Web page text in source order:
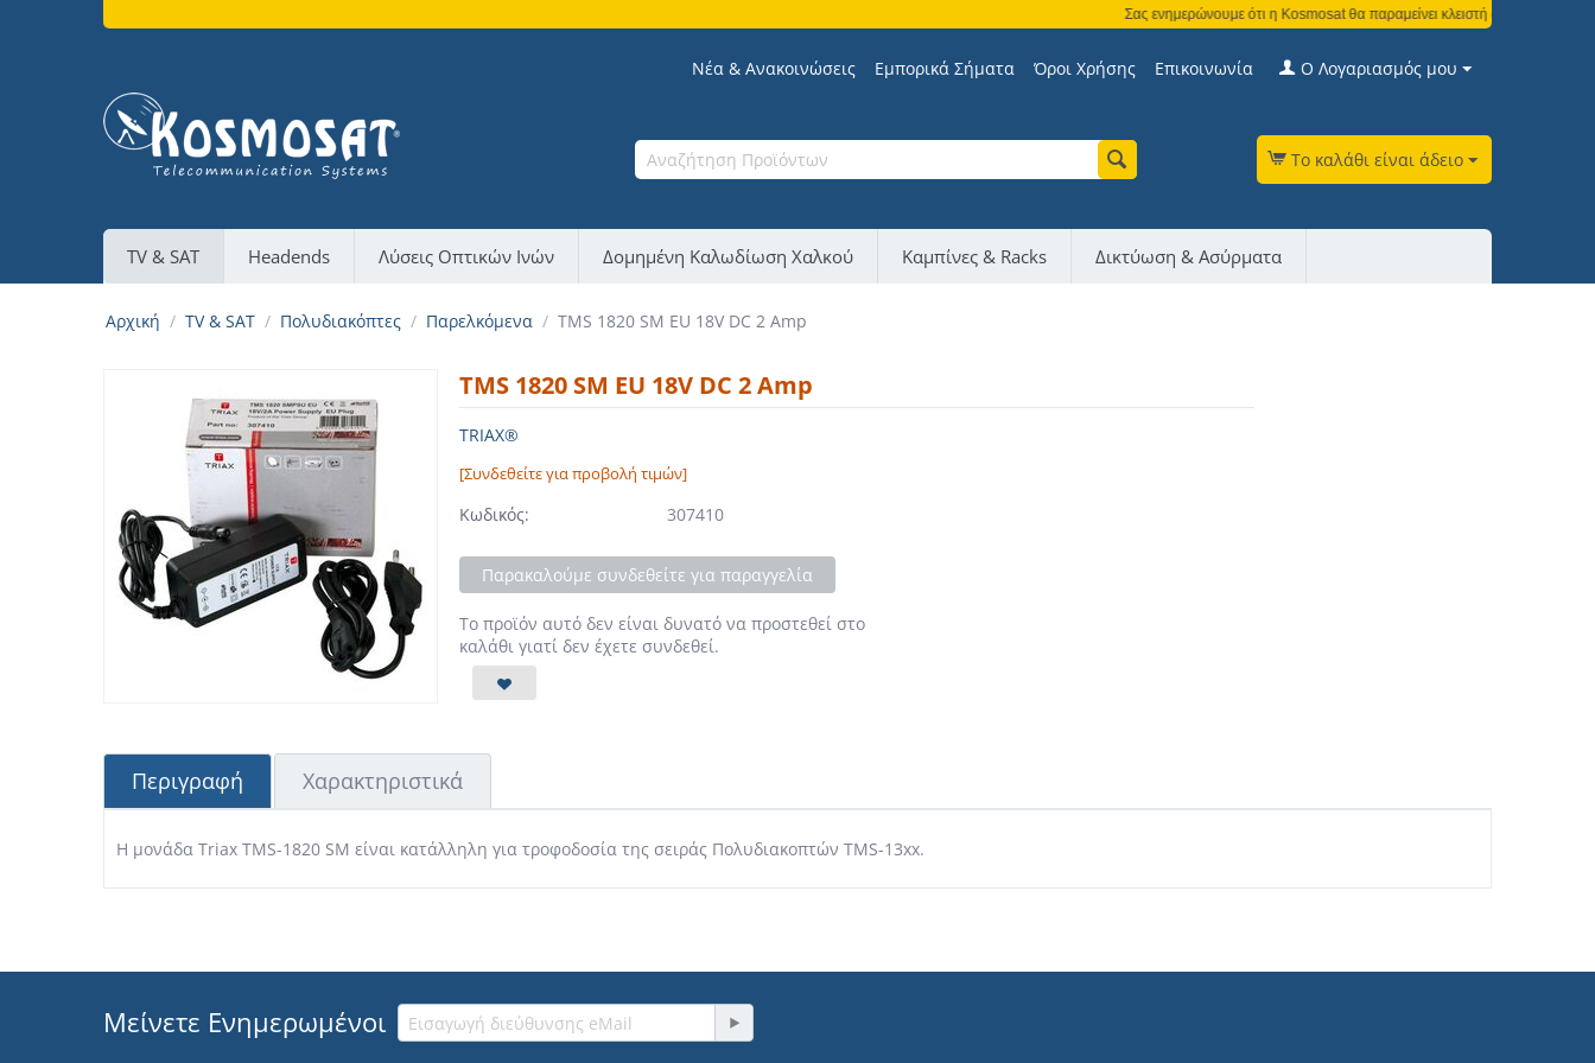
Σας ενημερώνουμε ότι η Kosmosat θα παραμείνει κλειστή από τη Δευτέρα
Ο Λογαριασμός μου
Νέα & Ανακοινώσεις Εμπορικά Σήματα Όροι Χρήσης Επικοινωνία
Το καλάθι είναι άδειο
TV & SAT Headends Λύσεις Οπτικών Ινών Δομημένη Καλωδίωση Χαλκού Καμπίνες & Racks Δικτύωση & Ασύρματα
Αρχική / TV & SAT / Πολυδιακόπτες / Παρελκόμενα / TMS 1820 SM EU 18V DC 2 Amp
TMS 1820 SM EU 18V DC 2 Amp
TRIAX®
[Συνδεθείτε για προβολή τιμών]
Κωδικός: 307410
Παρακαλούμε συνδεθείτε για παραγγελία
Το προϊόν αυτό δεν είναι δυνατό να προστεθεί στο
καλάθι γιατί δεν έχετε συνδεθεί.
Περιγραφή Χαρακτηριστικά
Η μονάδα Triax TMS-1820 SM είναι κατάλληλη για τροφοδοσία της σειράς Πολυδιακοπτών TMS-13xx.
Μείνετε Ενημερωμένοι